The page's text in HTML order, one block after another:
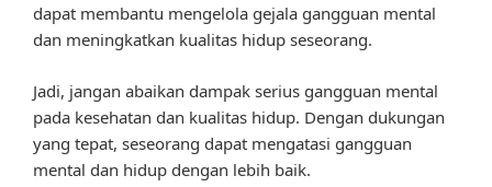
dapat membantu mengelola gejala gangguan mental
dan meningkatkan kualitas hidup seseorang.
Jadi, jangan abaikan dampak serius gangguan mental
pada kesehatan dan kualitas hidup. Dengan dukungan
yang tepat, seseorang dapat mengatasi gangguan
mental dan hidup dengan lebih baik.